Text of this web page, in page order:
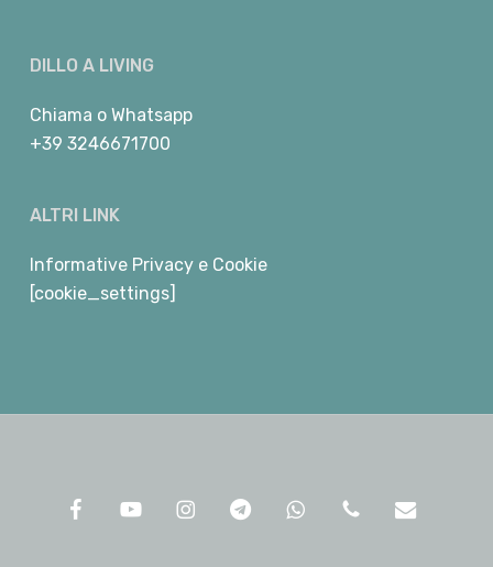
DILLO A LIVING
Chiama o Whatsapp
+39 3246671700
ALTRI LINK
Informative Privacy e Cookie
[cookie_settings]
facebookyoutubeinstagramtelegramwhatsappphone email